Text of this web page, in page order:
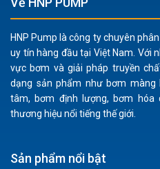
Vật liệu màng
Vật liệu bi
Vật liệu đế bi
Chất rắn qua bơm tối đa
4.8
Yamada NDP-P25BAN
HNP Pump là công ty chuyên
uy tín hàng đầu tại Việt Nam. Với
vực bơm và giải pháp truyền
dạng sản phẩm như bơm màng
tâm, bơm định lượng, bơm
thương hiệu nổi tiếng thế giới.
Sản phẩm nổi bật